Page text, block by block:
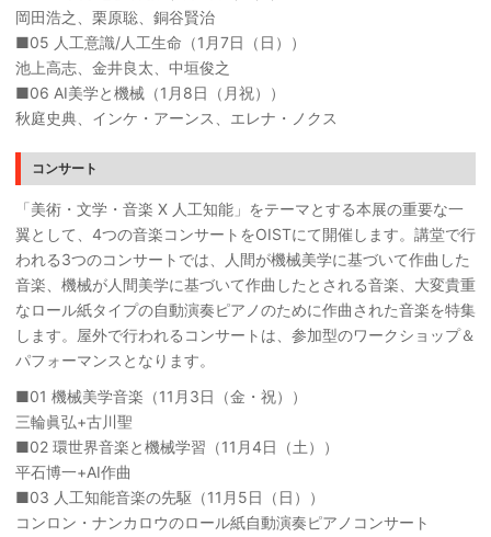
岡田浩之、栗原聡、銅谷賢治
■05 人工意識/人工生命（1月7日（日））
池上高志、金井良太、中垣俊之
■06 AI美学と機械（1月8日（月祝））
秋庭史典、インケ・アーンス、エレナ・ノクス
コンサート
「美術・文学・音楽 X 人工知能」をテーマとする本展の重要な一
翼として、4つの音楽コンサートをOISTにて開催します。講堂で行
われる3つのコンサートでは、人間が機械美学に基づいて作曲した
音楽、機械が人間美学に基づいて作曲したとされる音楽、大変貴重
なロール紙タイプの自動演奏ピアノのために作曲された音楽を特集
します。屋外で行われるコンサートは、参加型のワークショップ＆
パフォーマンスとなります。
■01 機械美学音楽（11月3日（金・祝））
三輪眞弘+古川聖
■02 環世界音楽と機械学習（11月4日（土））
平石博一+AI作曲
■03 人工知能音楽の先駆（11月5日（日））
コンロン・ナンカロウのロール紙自動演奏ピアノコンサート